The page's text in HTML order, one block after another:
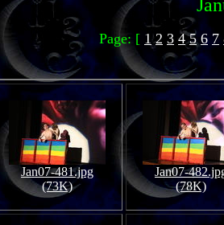
Page: [ 1 2 3 4 5 6 7
Jan07-481.jpg
(73K)
Jan07-
(78K)